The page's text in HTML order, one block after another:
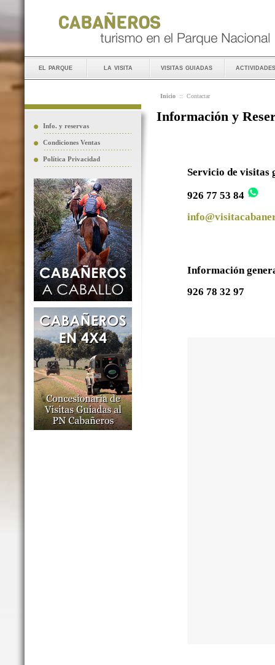
el parque la visita visitas guiadas actividades
Info. y reservas
Condiciones Ventas
Política Privacidad
Inicio :: Contactar
Información y
Servicio de visitas
926 77 53 84
Información
926 78 32 97